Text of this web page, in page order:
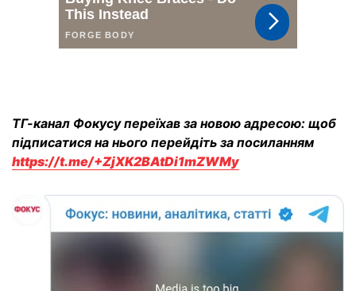
ТГ-канал Фокусу переїхав за новою адресою: щоб
підписатися на нього перейдіть за посиланням
https://t.me/+ZjXK2BAtDi1mZWMy